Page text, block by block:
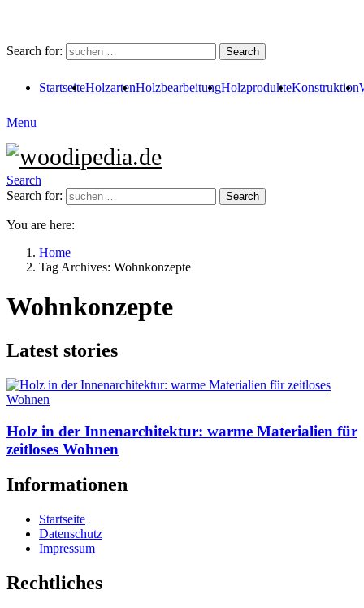
Search for: Search
StartseiteHolzartenHolzbearbeitungHolzprodukteKonstruktion
Menu
Search
Search for:
Search
You are here:
Home
Tag Archives: Wohnkonzepte
Wohnkonzepte
Latest stories
Holz in der Innenarchitektur: warme Materialien für
zeitloses Wohnen
Informationen
Startseite
Datenschutz
Impressum
Rechtliches